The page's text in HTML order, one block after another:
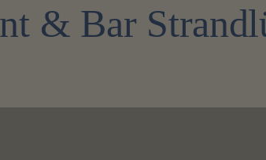
& Bar